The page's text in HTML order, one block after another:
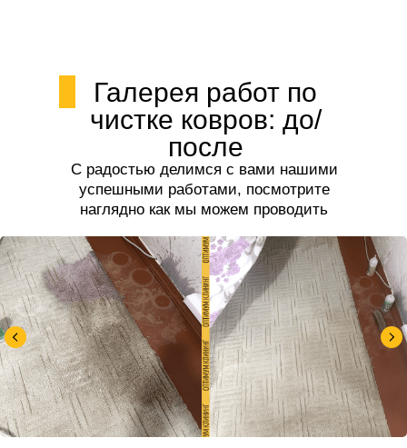
Галерея работ по
чистке ковров: до/
после
С радостью делимся с вами нашими
успешными работами, посмотрите
наглядно как мы можем проводить